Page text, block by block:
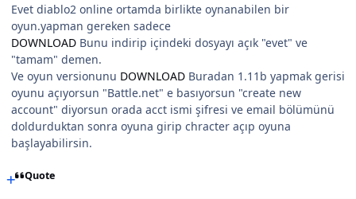
Evet diablo2 online ortamda birlikte oynanabilen bir
oyun.yapman gereken sadece
DOWNLOAD Bunu indirip içindeki dosyayı açık "evet" ve
"tamam" demen.
Ve oyun versionunu DOWNLOAD Buradan 1.11b yapmak gerisi
oyunu açıyorsun "Battle.net" e basıyorsun "create new
account" diyorsun orada acct ismi şifresi ve email bölümünü
doldurduktan sonra oyuna girip chracter açıp oyuna
başlayabilirsin.
Quote